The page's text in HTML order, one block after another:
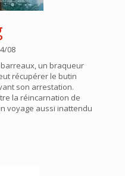
08
un braqueur
récupérer le butin
son arrestation.
la réincarnation de
voyage aussi inattendu